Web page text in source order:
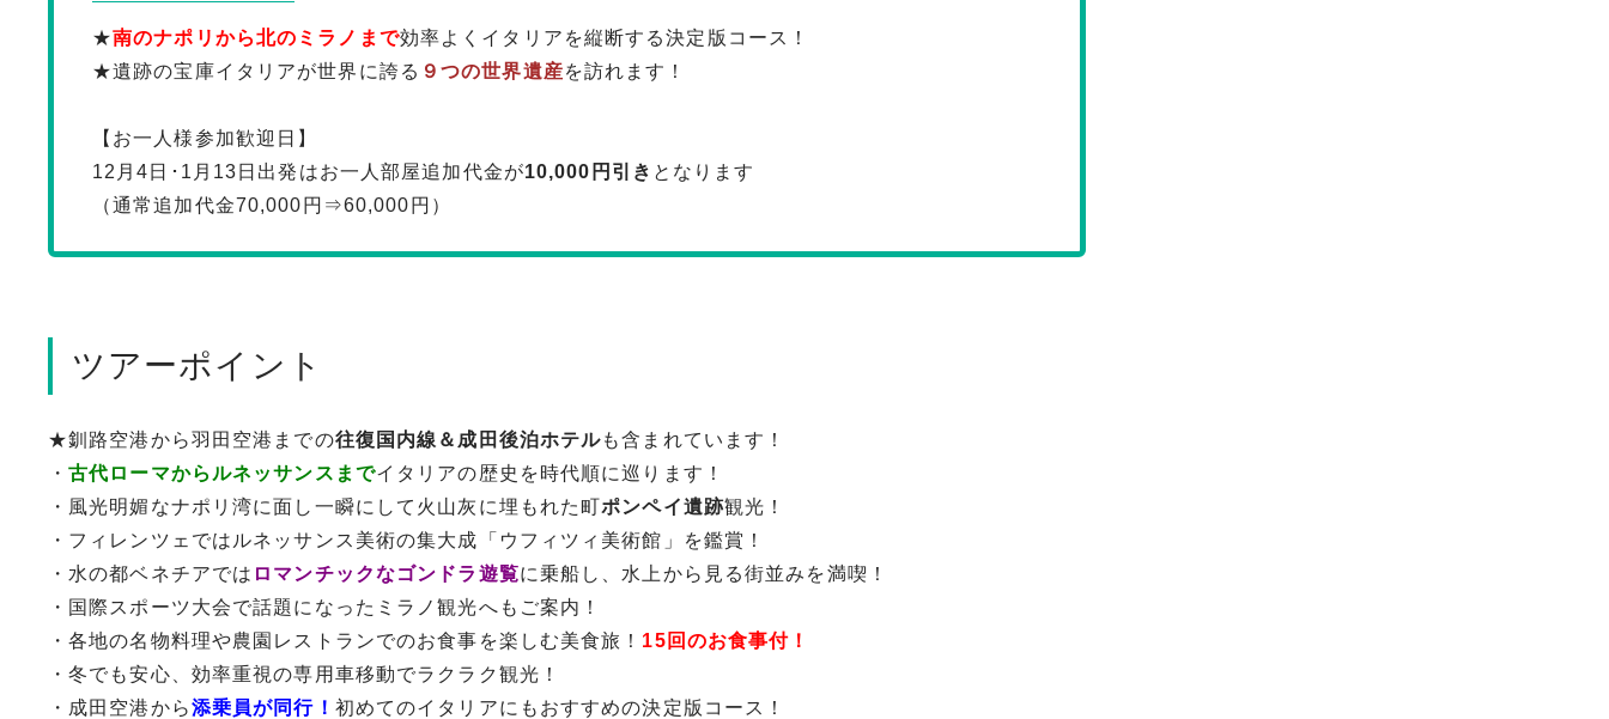
★南のナポリから北のミラノまで効率よくイタリアを縦断する決定版コース！
★遺跡の宝庫イタリアが世界に誇る ９つの世界遺産を訪れます！
【お一人様参加歓迎日】
12月4日･1月13日出発はお一人部屋追加代金が10,000円引き となります
（通常追加代金70,000円⇒60,000円）
ツアーポイント
★釧路空港から羽田空港までの往復国内線＆成田後泊ホテルも含まれています！
・古代ローマからルネッサンスまでイタリアの歴史を時代順に巡ります！
・風光明媚なナポリ湾に面し一瞬にして火山灰に埋もれた町ポンペイ遺跡観光！
・フィレンツェではルネッサンス美術の集大成「ウフィツィ美術館」を鑑賞！
・水の都ベネチアでは ロマンチックなゴンドラ遊覧に乗船し、水上から見る街並みを満喫！
・国際スポーツ大会で話題になったミラノ観光へもご案内！
・各地の名物料理や農園レストランでのお食事を楽しむ美食旅！ 15回のお食事付！
・冬でも安心、効率重視の専用車移動でラクラク観光！
・成田空港から添乗員が同行！ 初めてのイタリアにもおすすめの決定版コース！